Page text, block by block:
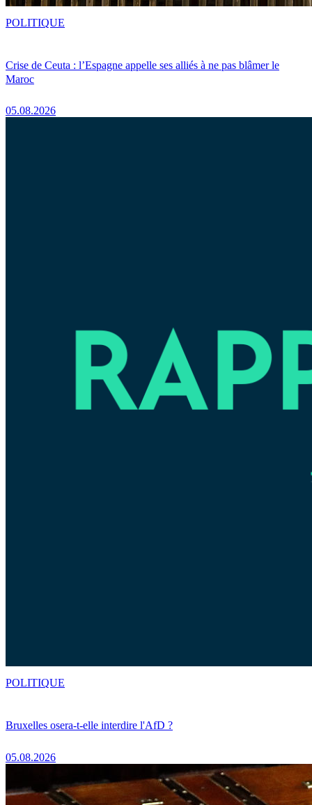
Crise de Ceuta : l’Espagne appelle ses alliés à ne pas blâmer le
Maroc
05.08.2026
POLITIQUE
Bruxelles osera-t-elle interdire l'AfD ?
05.08.2026
POLITIQUE